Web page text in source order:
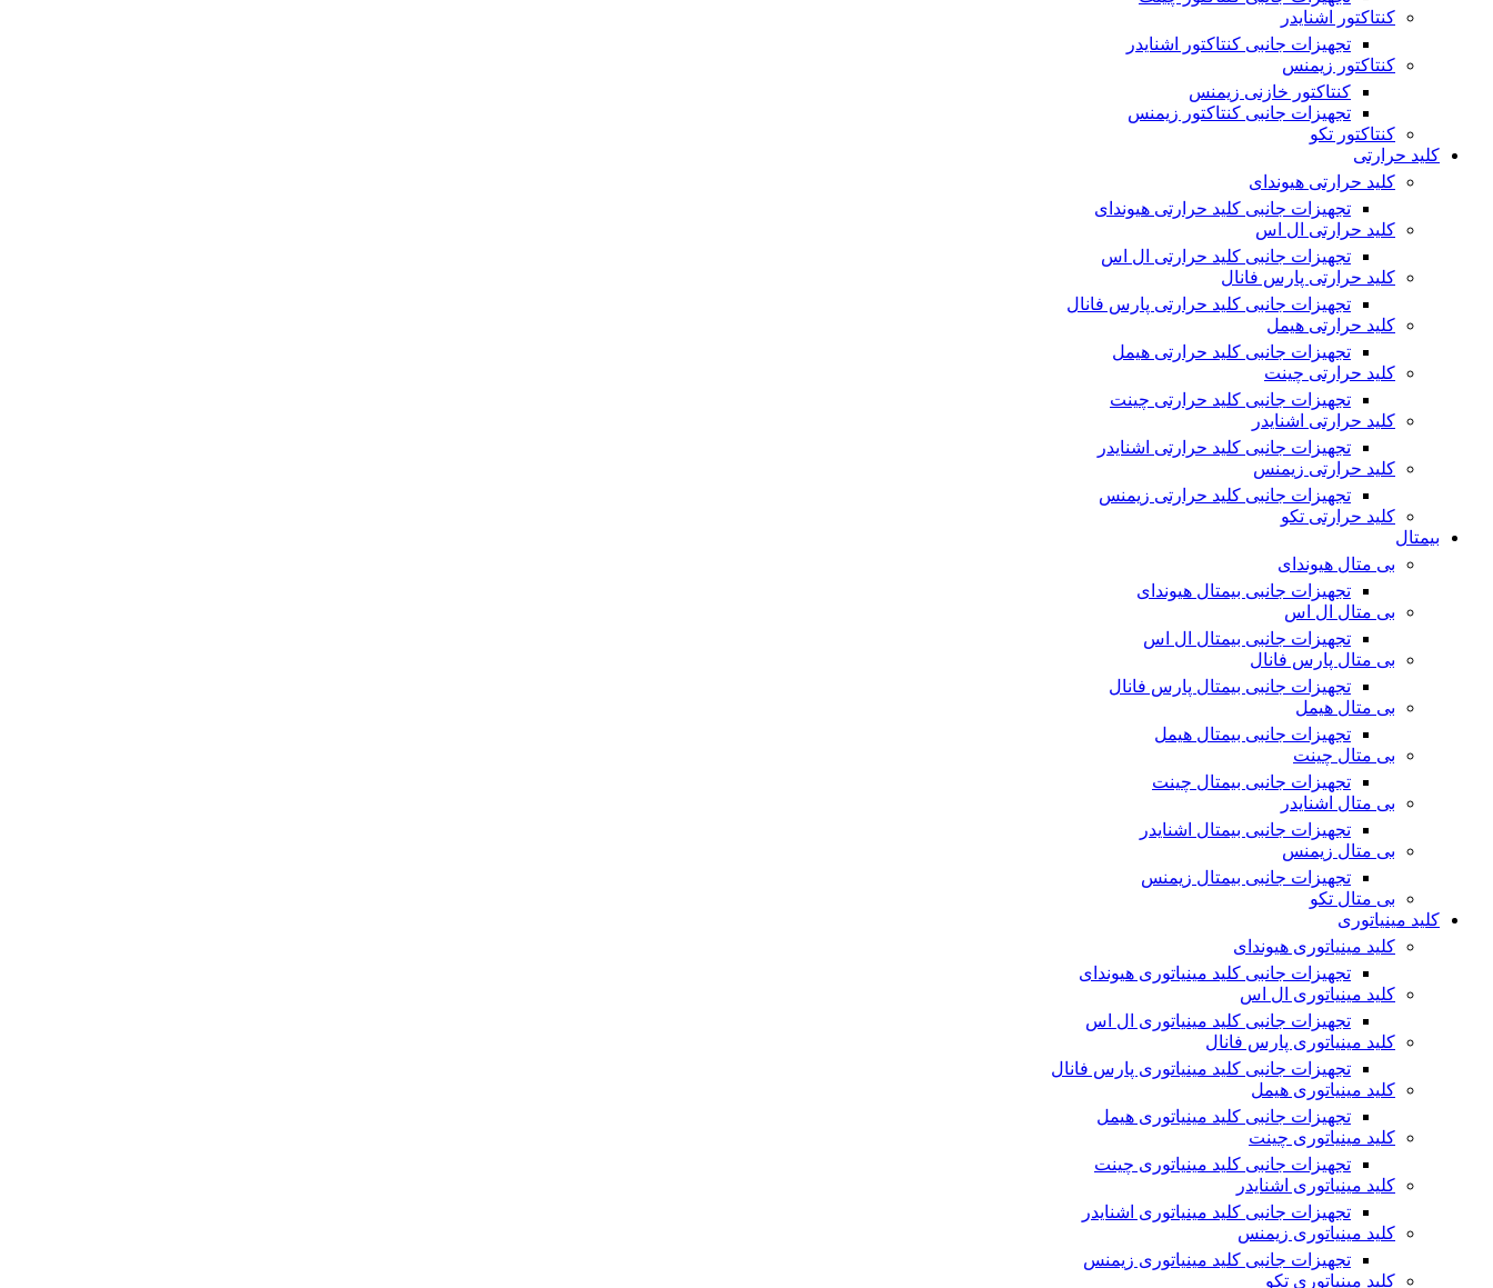
کنتاکتور اشنایدر
تجهیزات جانبی کنتاکتور اشنایدر
کنتاکتور زیمنس
کنتاکتور خازنی زیمنس
تجهیزات جانبی کنتاکتور زیمنس
کنتاکتور تکو
کلید حرارتی
کلید حرارتی هیوندای
تجهیزات جانبی کلید حرارتی هیوندای
کلید حرارتی ال اس
تجهیزات جانبی کلید حرارتی ال اس
کلید حرارتی پارس فانال
تجهیزات جانبی کلید حرارتی پارس فانال
کلید حرارتی هیمل
تجهیزات جانبی کلید حرارتی هیمل
کلید حرارتی چینت
تجهیزات جانبی کلید حرارتی چینت
کلید حرارتی اشنایدر
تجهیزات جانبی کلید حرارتی اشنایدر
کلید حرارتی زیمنس
تجهیزات جانبی کلید حرارتی زیمنس
کلید حرارتی تکو
بیمتال
بی متال هیوندای
تجهیزات جانبی بیمتال هیوندای
بی متال ال اس
تجهیزات جانبی بیمتال ال اس
بی متال پارس فانال
تجهیزات جانبی بیمتال پارس فانال
بی متال هیمل
تجهیزات جانبی بیمتال هیمل
بی متال چینت
تجهیزات جانبی بیمتال چینت
بی متال اشنایدر
تجهیزات جانبی بیمتال اشنایدر
بی متال زیمنس
تجهیزات جانبی بیمتال زیمنس
بی متال تکو
کلید مینیاتوری
کلید مینیاتوری هیوندای
تجهیزات جانبی کلید مینیاتوری هیوندای
کلید مینیاتوری ال اس
تجهیزات جانبی کلید مینیاتوری ال اس
کلید مینیاتوری پارس فانال
تجهیزات جانبی کلید مینیاتوری پارس فانال
کلید مینیاتوری هیمل
تجهیزات جانبی کلید مینیاتوری هیمل
کلید مینیاتوری چینت
تجهیزات جانبی کلید مینیاتوری چینت
کلید مینیاتوری اشنایدر
تجهیزات جانبی کلید مینیاتوری اشنایدر
کلید مینیاتوری زیمنس
تجهیزات جانبی کلید مینیاتوری زیمنس
کلید مینیاتوری تکو